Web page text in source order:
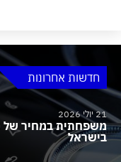
חדשות אחרונות
21 יולי 2026
בישראל